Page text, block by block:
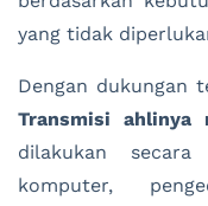
yang tidak
Dengan dukungan
Transmisi ahlinya
dilakukan
komputer,